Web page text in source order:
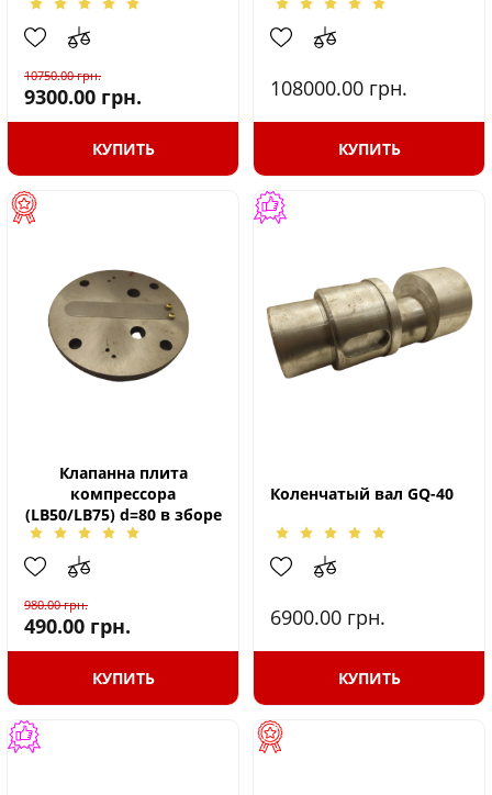
10750.00грн.
9300.00 грн.
КУПИТЬ
108000.00 грн.
КУПИТЬ
Клапанна плита
компрессора
(LB50/LB75) d=80 в зборе
980.00грн.
490.00 грн.
КУПИТЬ
Коленчатый вал GQ-40
6900.00 грн.
КУПИТЬ